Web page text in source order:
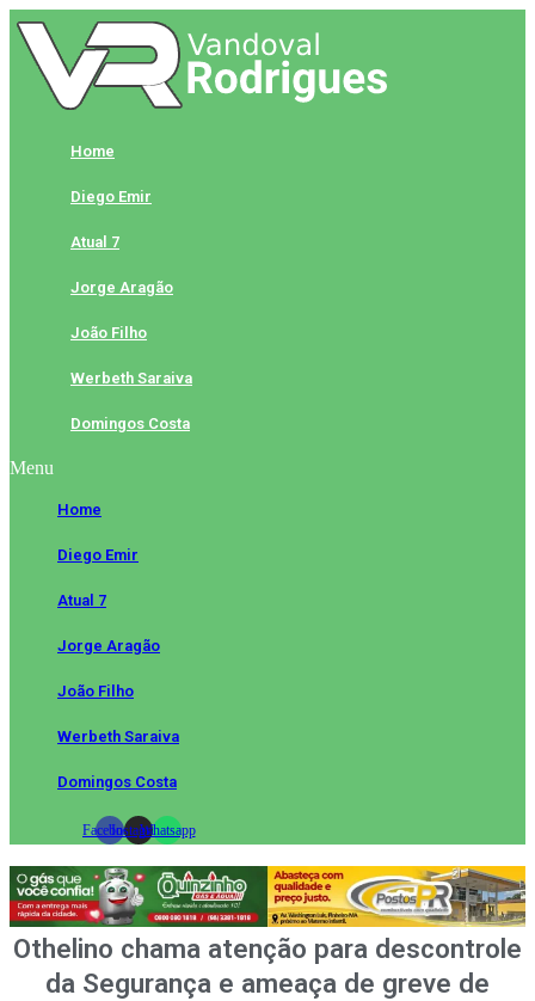
Skip
to
content
Home
Diego Emir
Atual 7
Jorge Aragão
João Filho
Werbeth Saraiva
Domingos Costa
Menu
Home
Diego Emir
Atual 7
Jorge Aragão
João Filho
Werbeth Saraiva
Domingos Costa
FacebookInstagramWhatsapp
Othelino chama atenção para descontrole
da Segurança e ameaça de greve de